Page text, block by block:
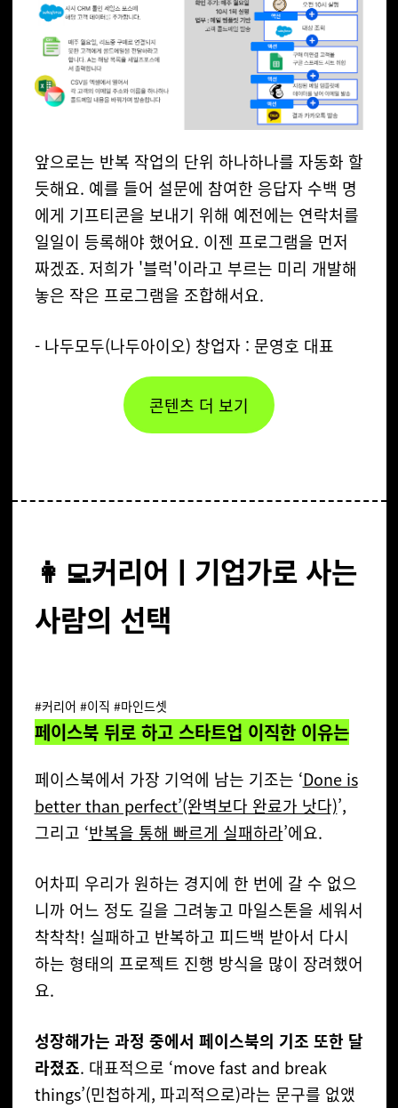
앞으로는 반복 작업의 단위 하나하나를 자동화 할
듯해요. 예를 들어 설문에 참여한 응답자 수백 명
에게 기프티콘을 보내기 위해 예전에는 연락처를
일일이 등록해야 했어요. 이젠 프로그램을 먼저
짜겠죠. 저희가 '블럭'이라고 부르는 미리 개발해
놓은 작은 프로그램을 조합해서요.
- 나두모두(나두아이오) 창업자 : 문영호 대표
콘텐츠 더 보기
👩‍💻커리어ㅣ기업가로 사는
사람의 선택
#커리어 #이직 #마인드셋
페이스북 뒤로 하고 스타트업 이직한 이유는
페이스북에서 가장 기억에 남는 기조는 ‘Done is
better than perfect’(완벽보다 완료가 낫다)’,
그리고 ‘반복을 통해 빠르게 실패하라’에요.
어차피 우리가 원하는 경지에 한 번에 갈 수 없으
니까 어느 정도 길을 그려놓고 마일스톤을 세워서
착착착! 실패하고 반복하고 피드백 받아서 다시
하는 형태의 프로젝트 진행 방식을 많이 장려했어
요.
성장해가는 과정 중에서 페이스북의 기조 또한 달
라졌죠. 대표적으로 ‘move fast and break
things’(민첩하게, 파괴적으로)라는 문구를 없앴